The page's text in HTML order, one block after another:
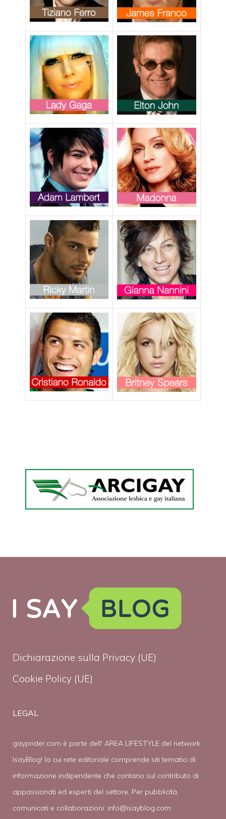
Dichiarazione sulla Privacy (UE)
Cookie Policy (UE)
LEGAL
gayprider.com è parte dell' AREA LIFESTYLE del network
IsayBlog! la cui rete editoriale comprende siti tematici di
informazione indipendente che contano sul contributo di
appassionati ed esperti del settore. Per pubblicità,
comunicati e collaborazioni: info@isayblog.com